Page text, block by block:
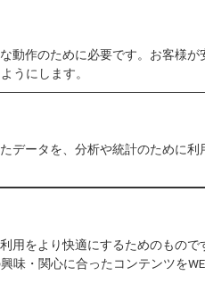
動作のために必要です。お客様
うにします。
データを、分析や統計のために利
用をより快適にするためのもの
味・関心に合ったコンテンツを